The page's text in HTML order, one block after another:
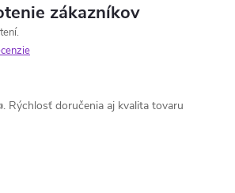
zákazníkov
Rýchlosť doručenia aj kvalita tovaru